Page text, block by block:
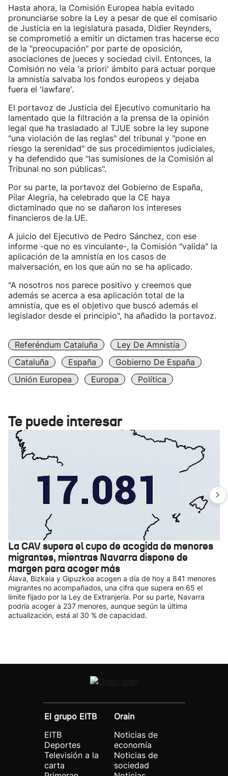
Hasta ahora, la Comisión Europea había evitado
pronunciarse sobre la Ley a pesar de que el comisario
de Justicia en la legislatura pasada, Didier Reynders,
se comprometió a emitir un dictamen tras hacerse eco
de la "preocupación" por parte de oposición,
asociaciones de jueces y sociedad civil. Entonces, la
Comisión no veía 'a priori' ámbito para actuar porque
la amnistía salvaba los fondos europeos y dejaba
fuera el 'lawfare'.
El portavoz de Justicia del Ejecutivo comunitario ha
lamentado que la filtración a la prensa de la opinión
legal que ha trasladado al TJUE sobre la ley supone
"una violación de las reglas" del tribunal y "pone en
riesgo la serenidad" de sus procedimientos judiciales,
y ha defendido que "las sumisiones de la Comisión al
Tribunal no son públicas".
Por su parte, la portavoz del Gobierno de España,
Pilar Alegría, ha celebrado que la CE haya
dictaminado que no se dañaron los intereses
financieros de la UE.
A juicio del Ejecutivo de Pedro Sánchez, con ese
informe -que no es vinculante-, la Comisión "valida" la
aplicación de la amnistía en los casos de
malversación, en los que aún no se ha aplicado.
"A nosotros nos parece positivo y creemos que
además se acerca a esa aplicación total de la
amnistía, que es el objetivo que buscó además el
legislador desde el principio", ha añadido la portavoz.
Referéndum Cataluña
Ley De Amnistía
Cataluña
España
Gobierno De España
Unión Europea
Europa Política
Te puede interesar
La CAV supera el cupo de acogida de menores
migrantes, mientras Navarra dispone de
margen para acoger más
Álava, Bizkaia y Gipuzkoa acogen a día de hoy a 841 menores
migrantes no acompañados, una cifra que supera en 65 el
límite fijado por la Ley de Extranjería. Por su parte, Navarra
podría acoger a 237 menores, aunque según la última
actualización, está al 30 % de capacidad.
El grupo EITB
EITB
Deportes
Televisión a la
carta
Orain
Noticias de
economía
Noticias de
sociedad